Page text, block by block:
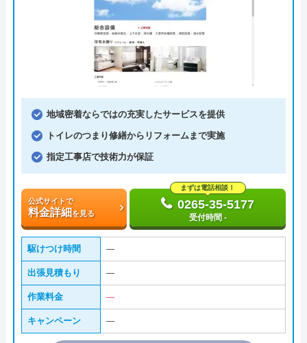
地域密着ならではの充実したサービスを提供
トイレのつまり修繕からリフォームまで実施
指定工事店で技術力が保証
公式サイトで
料金詳細を見る
まずは電話相談！
0265-35-5177
受付時間 -
駆けつけ時間 ―
出張見積もり ―
作業料金 ―
キャンペーン ―